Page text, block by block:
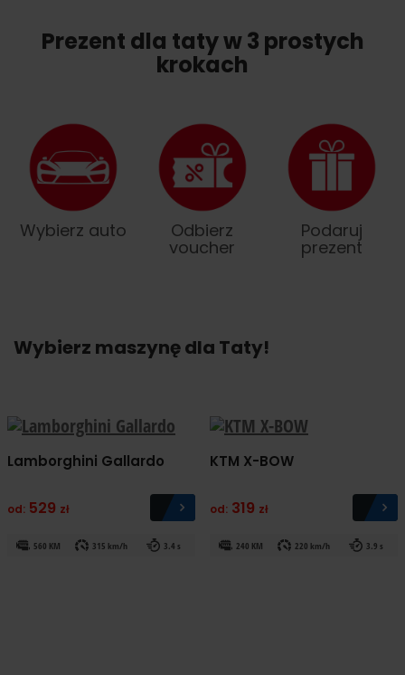
Prezent dla taty w 3 prostych
krokach
Wybierz auto Odbierz
voucher
Podaruj
prezent
Wybierz maszynę dla Taty!
Lamborghini Gallardo
od: 529 zł
560 KM 315 km/h 3.4 s
KTM X-BOW
od: 319 zł
240 KM 220 km/h 3.9 s